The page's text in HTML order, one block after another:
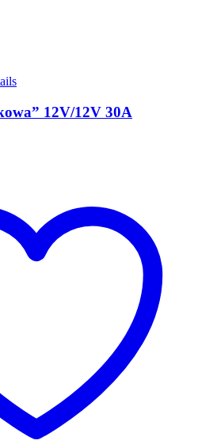
12V/12V 30A